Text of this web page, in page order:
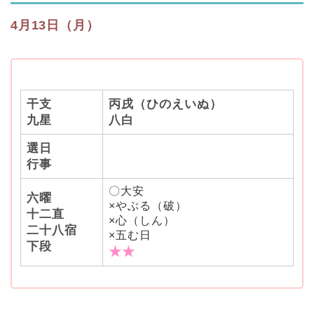
4月13日（月）
干支
九星
丙戌（ひのえいぬ）
八白
選日
行事
六曜
十二直
二十八宿
下段
〇大安
×やぶる（破）
×心（しん）
×五む日
★★